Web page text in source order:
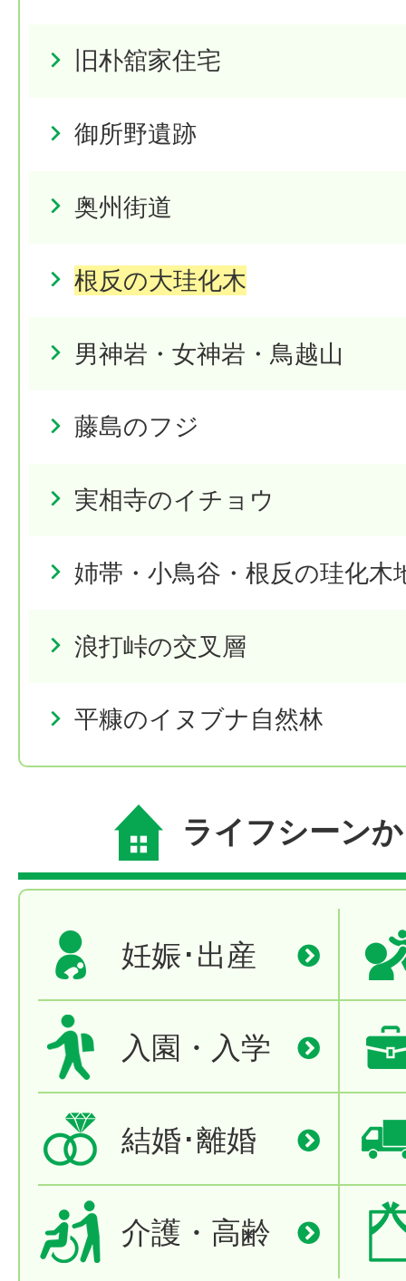
旧朴舘家住宅
御所野遺跡
奥州街道
根反の大珪化木
男神岩・女神岩・鳥越山
藤島のフジ
実相寺のイチョウ
姉帯・小鳥谷・根反の珪化木
浪打峠の交叉層
平糠のイヌブナ自然林
ライフシーン
妊娠･出産
入園・入学
結婚･離婚
介護・高齢